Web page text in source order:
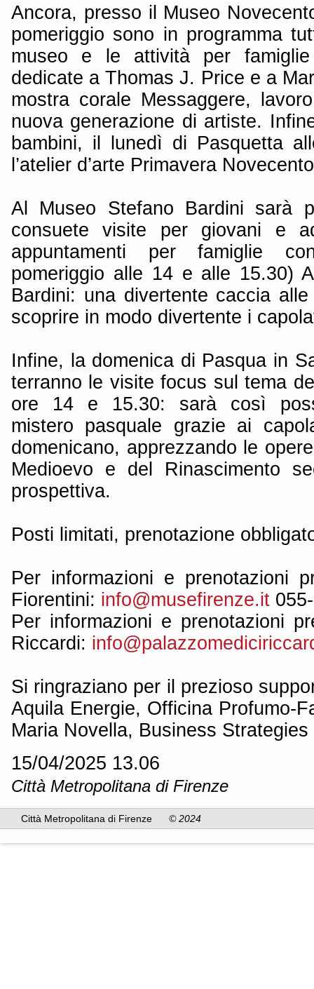
Ancora, presso il Museo
pomeriggio sono in programma
museo e le attività per
dedicate a Thomas J. Price e a
mostra corale Messaggere,
nuova generazione di artiste.
bambini, il lunedì di Pasquetta
l’atelier d’arte Primavera
Al Museo Stefano Bardini sarà
consuete visite per giovani e
appuntamenti per famiglie
pomeriggio alle 14 e alle 15.30)
Bardini: una divertente caccia
scoprire in modo divertente i
Infine, la domenica di Pasqua in
terranno le visite focus sul tema
ore 14 e 15.30: sarà così
mistero pasquale grazie ai
domenicano, apprezzando le
Medioevo e del Rinascimento
prospettiva.
Posti limitati, prenotazione
Per informazioni e prenotazioni
Fiorentini: info@musefirenze.it
Per informazioni e prenotazioni
Riccardi:
Si ringraziano per il prezioso
Aquila Energie, Officina Profumo-
Maria Novella, Business Strategies
15/04/2025 13.06
Città Metropolitana di Firenze
Città Metropolitana di Firenze © 2024